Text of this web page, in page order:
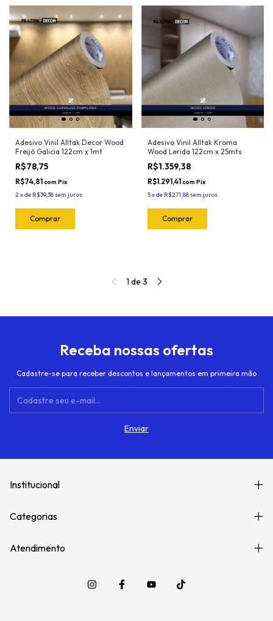
Adesivo Vinil Alltak Decor Wood
Freijó Galicia 122cm x 1mt
R$78,75
R$74,81com Pix
2xde R$39,38 sem juros
Adesivo Vinil Alltak Kroma
Wood Lerida 122cm x 25mts
R$1.359,38
R$1.291,41com Pix
5xde R$271,88 sem juros
1 de 3
Receba nossas ofertas
Cadastre-se para receber descontos e lançamentos em primeira mão
Institucional
Categorias
Atendimento